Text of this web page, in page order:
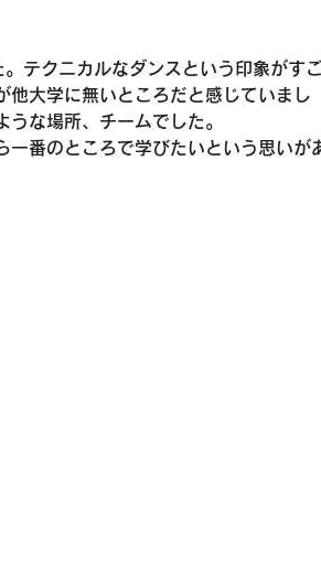
テクニカルなダンスという印象がす
他大学に無いところだと感じていまし
な場所、チームでした。
一番のところで学びたいという思いが